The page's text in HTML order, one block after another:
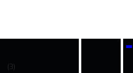
-
(3)